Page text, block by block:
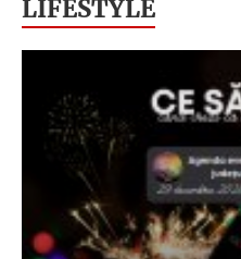
LIFESTYLE